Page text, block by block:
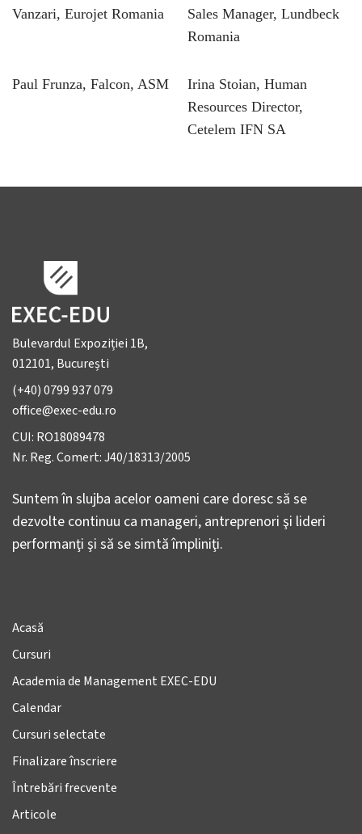
Vanzari, Eurojet Romania
Sales Manager, Lundbeck
Romania
Paul Frunza, Falcon, ASM
Irina Stoian, Human
Resources Director,
Cetelem IFN SA
Bulevardul Expoziției 1B,
012101, București
(+40) 0799 937 079
office@exec-edu.ro
CUI: RO18089478
Nr. Reg. Comert: J40/18313/2005
Suntem în slujba acelor oameni care doresc să se
dezvolte continuu ca manageri, antreprenori şi lideri
performanţi şi să se simtă împliniţi.
Acasă
Cursuri
Academia de Management EXEC-EDU
Calendar
Cursuri selectate
Finalizare înscriere
Întrebări frecvente
Articole